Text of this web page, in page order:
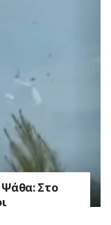
Ψάθα: Στο